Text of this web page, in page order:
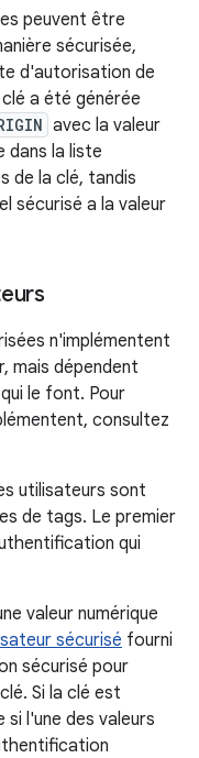
peuvent être
sécurisée,
d'autorisation de
a été générée
avec la valeur
dans la liste
de la clé, tandis
sécurisé a la valeur
n'implémentent
mais dépendent
le font. Pour
consultez
utilisateurs sont
de tags. Le premier
qui
valeur numérique
sécurisé fourni
sécurisé pour
Si la clé est
l'une des valeurs